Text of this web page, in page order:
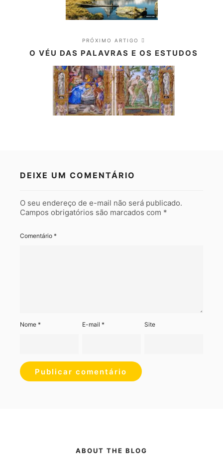
PRÓXIMO ARTIGO
O VÉU DAS PALAVRAS E OS ESTUDOS
DEIXE UM COMENTÁRIO
O seu endereço de e-mail não será publicado.
Campos obrigatórios são marcados com *
Comentário *
Nome * E-mail* Site
ABOUT THE BLOG